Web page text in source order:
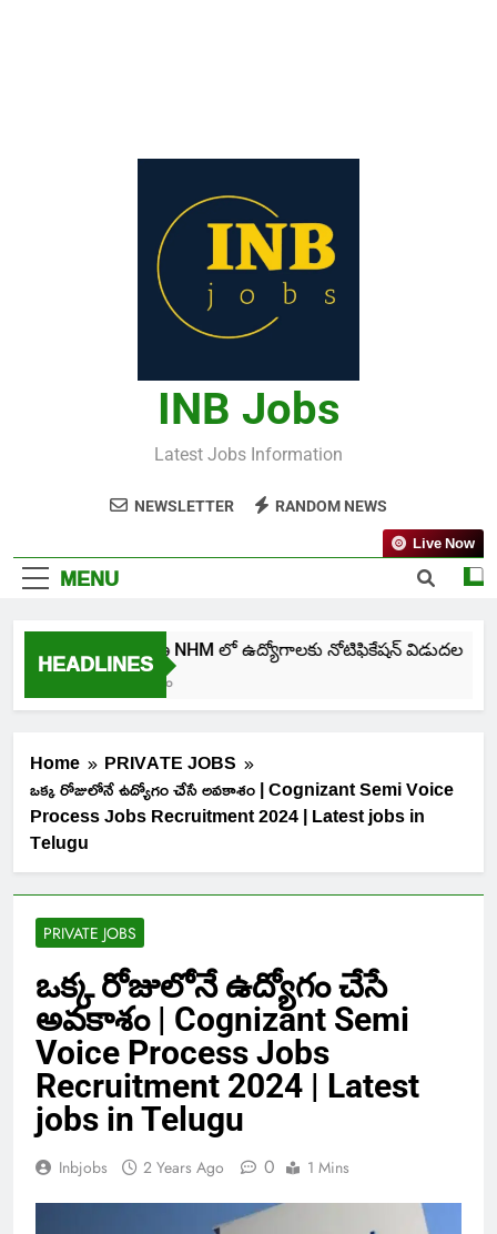
INB Jobs
Latest Jobs Information
NEWSLETTER RANDOM NEWS
MENU
Live Now
HEADLINES
తెలంగాణ NHM లో ఉద్యోగాలకు నోటిఫికేషన్ విడుదల
Home
PRIVATE JOBS
ఒక్క రోజులోనే ఉద్యోగం చేసే అవకాశం | Cognizant Semi Voice
Process Jobs Recruitment 2024 | Latest jobs in
Telugu
PRIVATE JOBS
ఒక్క రోజులోనే ఉద్యోగం చేసే
అవకాశం | Cognizant Semi
Voice Process Jobs
Recruitment 2024 | Latest
jobs in Telugu
Inbjobs 2 Years Ago 0 1 Mins